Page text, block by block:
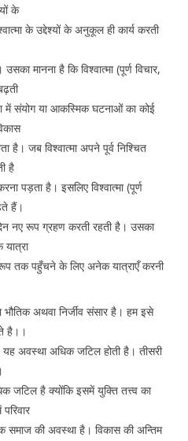
के
के उद्देश्यों के अनुकूल ही कार्य करती
मानना है कि विश्वात्मा (पूर्ण विचार,
में संयोग या आकस्मिक घटनाओं का कोई
है। जब विश्वात्मा अपने पूर्व निश्चित
है
पड़ता है। इसलिए विश्वात्मा (पूर्ण
हैं।
नए रूप ग्रहण करती रहती है। उसका
तक पहुँचने के लिए अनेक यात्राएँ करनी
भौतिक अथवा निर्जीव संसार है। हम इसे
है।।
अवस्था अधिक जटिल होती है। तीसरी
जटिल है क्योंकि इसमें युक्ति तत्त्व का
समाज की अवस्था है। विकास की अन्तिम